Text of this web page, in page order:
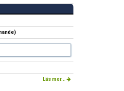
Läs mer...